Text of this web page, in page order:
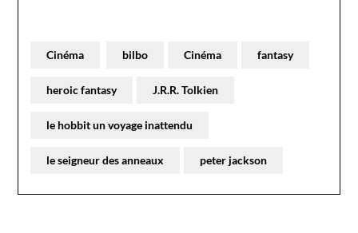
Cinéma bilbo Cinéma fantasy
heroic fantasy J.R.R. Tolkien
le hobbit un voyage inattendu
le seigneur des anneaux peter jackson